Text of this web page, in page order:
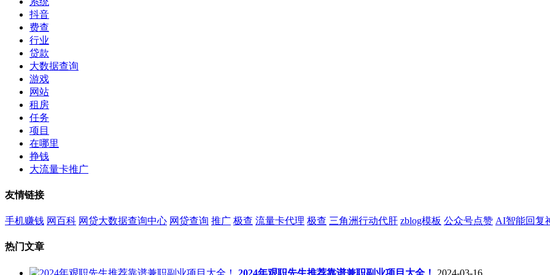
抖音
费查
行业
贷款
大数据查询
游戏
网站
租房
任务
项目
在哪里
挣钱
大流量卡推广
友情链接
手机赚钱 网百科 网贷大数据查询中心 网贷查询 推广 极查 流量卡代理 极查 三角洲行动代肝 zblog模板 公众号点赞 AI智能回复
热门文章
2024年艰职先生推荐靠谱兼职副业项目大全！ 2024-03-16